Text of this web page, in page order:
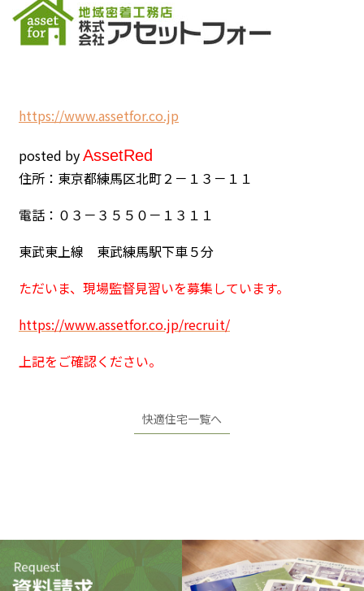
https://www.assetfor.co.jp
posted byAssetRed
住所：東京都練馬区北町２－１３－１１
電話：０３－３５５０－１３１１
東武東上線 東武練馬駅下車５分
ただいま、現場監督見習いを募集しています。
https://www.assetfor.co.jp/recruit/
上記をご確認ください。
快適住宅一覧へ